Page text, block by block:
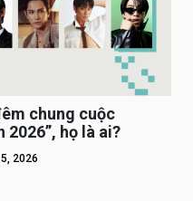
chung cuộc
2026”, họ là ai?
2026